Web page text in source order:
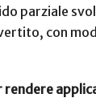
parziale
con
rendere